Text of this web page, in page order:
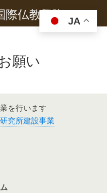
公益財団法人国際仏教興隆協会
願い
を行います
究所建設事業
JA